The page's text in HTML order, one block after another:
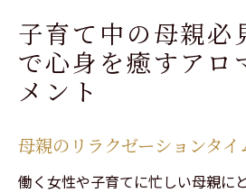
子育て中の母親必
で心身を癒すアロ
メント
母親のリラクゼーションタ
働く女性や子育てに忙しい母親に